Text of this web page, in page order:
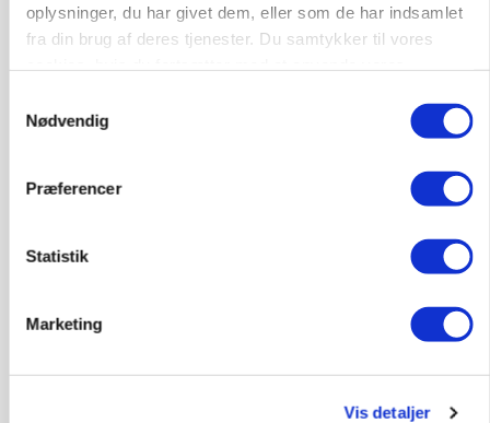
oplysninger, du har givet dem, eller som de har indsamlet
fra din brug af deres tjenester. Du samtykker til vores
Nødvendig
Præferencer
Statistik
Marketing
Vis detaljer
Russisk mælkepris dykker 23 procent